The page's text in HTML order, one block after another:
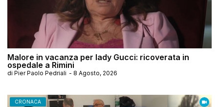
Malore in vacanza per lady Gucci: ricoverata in
ospedale a Rimini
di Pier Paolo Pedriali - 8 Agosto, 2026
CRONACA